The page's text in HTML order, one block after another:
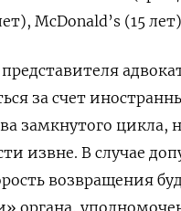
McDonald’s (15
за счет
замкнутого цикла,
извне. В случае
возвращения
органа,